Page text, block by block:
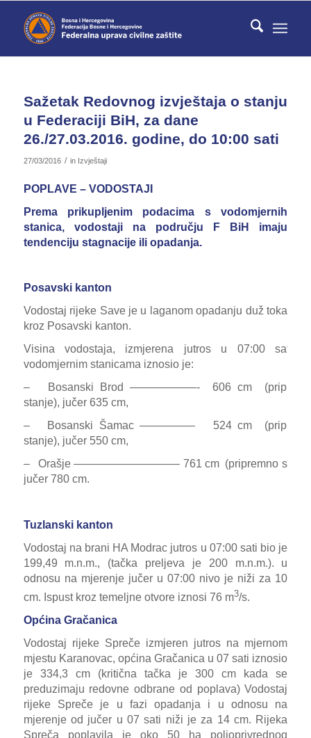
Sažetak Redovnog izvještaja o stanju
u Federaciji BiH, za dane
26./27.03.2016. godine, do 10:00 sati
27/03/2016 / in Izvještaji
POPLAVE – VODOSTAJI
Prema prikupljenim podacima s vodomjernih
stanica, vodostaji na području F BiH imaju
tendenciju stagnacije ili opadanja.
Posavski kanton
Vodostaj rijeke Save je u laganom opadanju duž toka
kroz Posavski kanton.
Visina vodostaja, izmjerena jutros u 07:00 sati,
vodomjernim stanicama iznosio je:
– Bosanski Brod ——————- 606 cm
stanje), jučer 635 cm,
– Bosanski Šamac ————— 524 cm
stanje), jučer 550 cm,
– Orašje —————————– 761 cm (pripremno
jučer 780 cm.
Tuzlanski kanton
Vodostaj na brani HA Modrac jutros u 07:00 sati bio je
199,49 m.n.m., (tačka preljeva je 200 m.n.m.). u
odnosu na mjerenje jučer u 07:00 nivo je niži za 10
cm. Ispust kroz temeljne otvore iznosi 76 m3/s.
Općina Gračanica
Vodostaj rijeke Spreče izmjeren jutros na mjernom
mjestu Karanovac, općina Gračanica u 07 sati iznosio
je 334,3 cm (kritična tačka je 300 cm kada se
preduzimaju redovne odbrane od poplava) Vodostaj
rijeke Spreče je u fazi opadanja i u odnosu na
mjerenje od jučer u 07 sati niži je za 14 cm. Rijeka
Spreča poplavila je oko 50 ha poljoprivrednog